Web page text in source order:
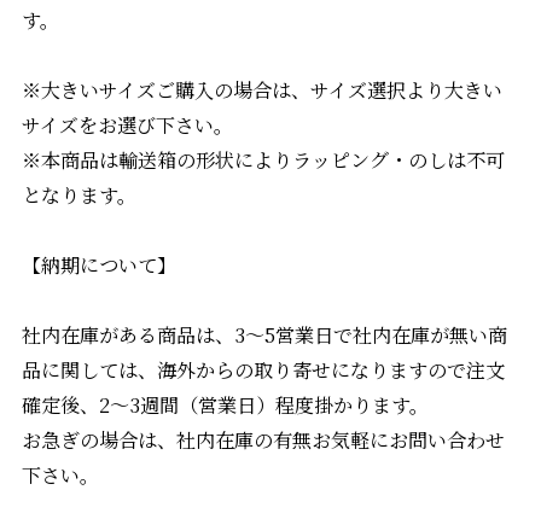
す。
※大きいサイズご購入の場合は、サイズ選択より大きい
サイズをお選び下さい。
※本商品は輸送箱の形状によりラッピング・のしは不可
となります。
【納期について】
社内在庫がある商品は、3〜5営業日で社内在庫が無い商
品に関しては、海外からの取り寄せになりますので注文
確定後、2〜3週間（営業日）程度掛かります。
お急ぎの場合は、社内在庫の有無お気軽にお問い合わせ
下さい。